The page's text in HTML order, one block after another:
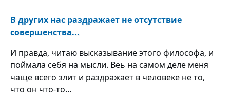
В других нас раздражает не отсутствие
совершенства...
И правда, читаю высказывание этого философа, и
поймала себя на мысли. Веь на самом деле меня
чаще всего злит и раздражает в человеке не то,
что он что-то...